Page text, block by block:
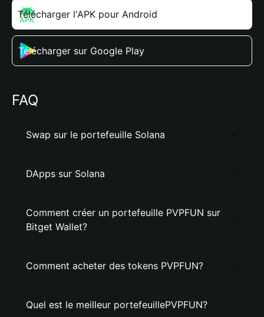
Télécharger l'APK pour Android
Télécharger sur Google Play
FAQ
Swap sur le portefeuille Solana
DApps sur Solana
Comment créer un portefeuille PVPFUN sur
Bitget Wallet?
Comment acheter des tokens PVPFUN?
Quel est le meilleur portefeuillePVPFUN?